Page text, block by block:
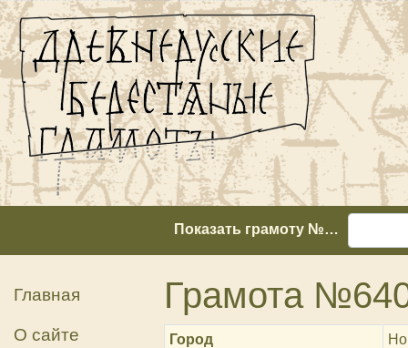
Показать грамоту №…
Главная
О сайте
Грамота
Город